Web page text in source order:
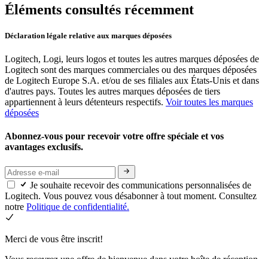
Éléments consultés récemment
Déclaration légale relative aux marques déposées
Logitech, Logi, leurs logos et toutes les autres marques déposées de
Logitech sont des marques commerciales ou des marques déposées
de Logitech Europe S.A. et/ou de ses filiales aux États-Unis et dans
d'autres pays. Toutes les autres marques déposées de tiers
appartiennent à leurs détenteurs respectifs. Voir toutes les marques
déposées
Abonnez-vous pour recevoir votre offre spéciale et vos
avantages exclusifs.
Je souhaite recevoir des communications personnalisées de
Logitech. Vous pouvez vous désabonner à tout moment. Consultez
notre Politique de confidentialité.
Merci de vous être inscrit!